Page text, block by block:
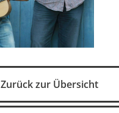
Zurück zur Übersicht